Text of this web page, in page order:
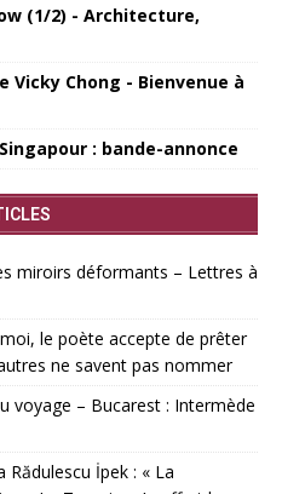
(1/2) - Architecture,
Chong - Bienvenue à
: bande-annonce
miroirs déformants – Lettres à
le poète accepte de prêter
ne savent pas nommer
voyage – Bucarest : Intermède
Rădulescu İpek : « La